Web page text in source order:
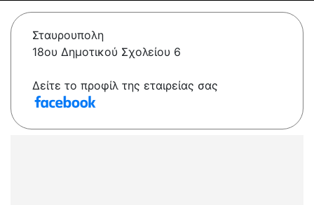
Σταυρουπολη
18ου Δημοτικού Σχολείου 6
Δείτε το προφίλ της εταιρείας σας